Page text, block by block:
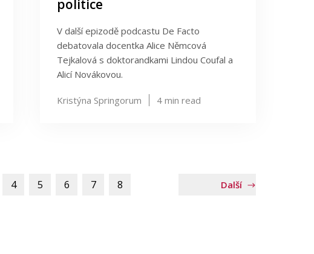
politice
V další epizodě podcastu De Facto
debatovala docentka Alice Němcová
Tejkalová s doktorandkami Lindou Coufal a
Alicí Novákovou.
Kristýna Springorum 4 min read
4 5 6 7 8 Další